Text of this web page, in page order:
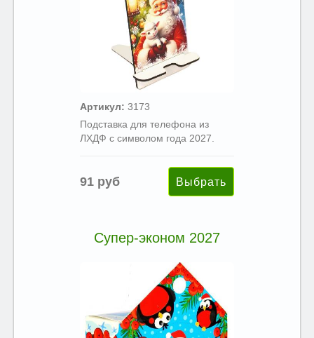
Артикул: 3173
Подставка для телефона из
ЛХДФ с символом года 2027.
91 руб
Супер-эконом 2027